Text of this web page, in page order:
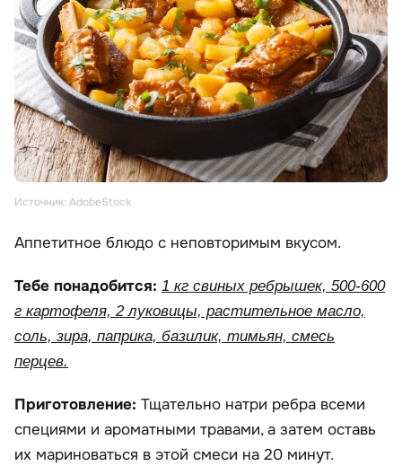
Источник: AdobeStock
Аппетитное блюдо с неповторимым вкусом.
Тебе понадобится: 1 кг свиных ребрышек, 500-600
г картофеля, 2 луковицы, растительное масло,
соль, зира, паприка, базилик, тимьян, смесь
перцев.
Приготовление: Тщательно натри ребра всеми
специями и ароматными травами, а затем оставь
их мариноваться в этой смеси на 20 минут.